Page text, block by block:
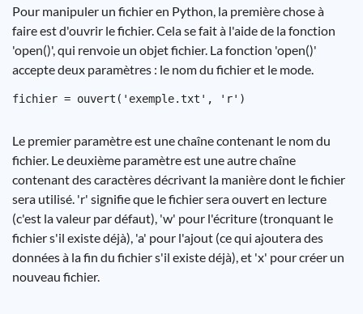
Pour manipuler un fichier en Python, la première chose à
faire est d'ouvrir le fichier. Cela se fait à l'aide de la fonction
'open()', qui renvoie un objet fichier. La fonction 'open()'
accepte deux paramètres : le nom du fichier et le mode.
Le premier paramètre est une chaîne contenant le nom du
fichier. Le deuxième paramètre est une autre chaîne
contenant des caractères décrivant la manière dont le fichier
sera utilisé. 'r' signifie que le fichier sera ouvert en lecture
(c'est la valeur par défaut), 'w' pour l'écriture (tronquant le
fichier s'il existe déjà), 'a' pour l'ajout (ce qui ajoutera des
données à la fin du fichier s'il existe déjà), et 'x' pour créer un
nouveau fichier.